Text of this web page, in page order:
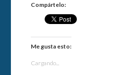
Compártelo:
Me gusta esto:
Cargando...